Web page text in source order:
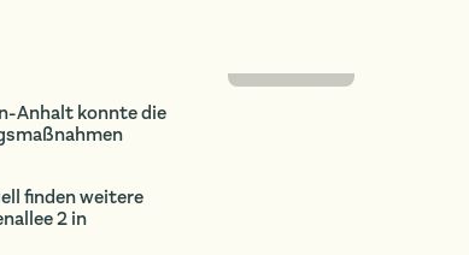
Anhalt konnte die
finden weitere
2 in